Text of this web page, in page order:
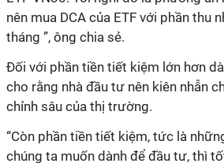
nên mua DCA của ETF với phần thu
tháng ”, ông chia sẻ.
Đối với phần tiền tiết kiệm lớn hơn
cho rằng nhà đầu tư nên kiên nhẫn
chỉnh sâu của thị trường.
“Còn phần tiền tiết kiệm, tức là
chúng ta muốn dành để đầu tư, thì